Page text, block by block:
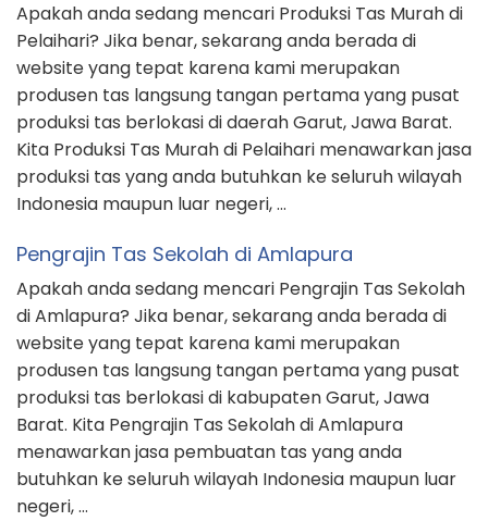
Apakah anda sedang mencari Produksi Tas Murah di
Pelaihari? Jika benar, sekarang anda berada di
website yang tepat karena kami merupakan
produsen tas langsung tangan pertama yang pusat
produksi tas berlokasi di daerah Garut, Jawa Barat.
Kita Produksi Tas Murah di Pelaihari menawarkan jasa
produksi tas yang anda butuhkan ke seluruh wilayah
Indonesia maupun luar negeri, …
Pengrajin Tas Sekolah di Amlapura
Apakah anda sedang mencari Pengrajin Tas Sekolah
di Amlapura? Jika benar, sekarang anda berada di
website yang tepat karena kami merupakan
produsen tas langsung tangan pertama yang pusat
produksi tas berlokasi di kabupaten Garut, Jawa
Barat. Kita Pengrajin Tas Sekolah di Amlapura
menawarkan jasa pembuatan tas yang anda
butuhkan ke seluruh wilayah Indonesia maupun luar
negeri, …